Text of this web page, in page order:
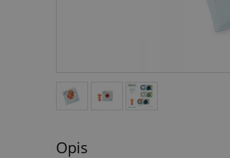
Opis